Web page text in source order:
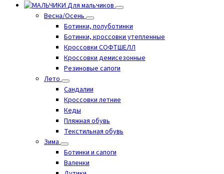
Для мальчиков
Весна/Осень
Ботинки, полуботинки
Ботинки, кроссовки утепленные
Кроссовки СОФТШЕЛЛ
Кроссовки демисезонные
Резиновые сапоги
Лето
Cандалии
Кроссовки летние
Кеды
Пляжная обувь
Текстильная обувь
Зима
Ботинки и сапоги
Валенки